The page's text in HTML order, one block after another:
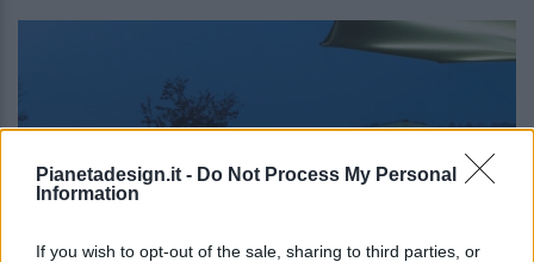
Pianetadesign.it - Do Not Process My Personal
Information
If you wish to opt-out of the sale, sharing to third parties, or